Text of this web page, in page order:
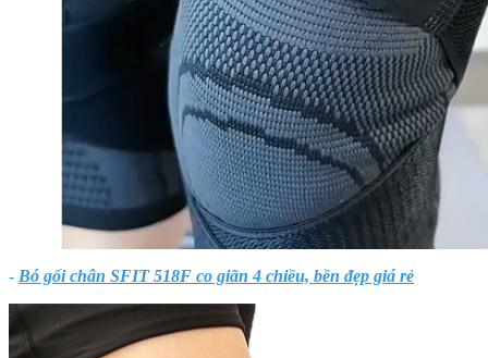
- Bó gối chân SFIT 518F co giãn 4 chiều, bền đẹp giá rẻ